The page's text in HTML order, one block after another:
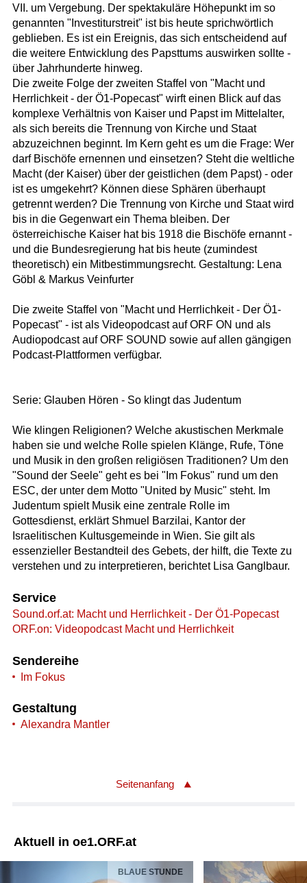
VII. um Vergebung. Der spektakuläre Höhepunkt im so
genannten "Investiturstreit" ist bis heute sprichwörtlich
geblieben. Es ist ein Ereignis, das sich entscheidend auf
die weitere Entwicklung des Papsttums auswirken sollte -
über Jahrhunderte hinweg.
Die zweite Folge der zweiten Staffel von "Macht und
Herrlichkeit - der Ö1-Popecast" wirft einen Blick auf das
komplexe Verhältnis von Kaiser und Papst im Mittelalter,
als sich bereits die Trennung von Kirche und Staat
abzuzeichnen beginnt. Im Kern geht es um die Frage: Wer
darf Bischöfe ernennen und einsetzen? Steht die weltliche
Macht (der Kaiser) über der geistlichen (dem Papst) - oder
ist es umgekehrt? Können diese Sphären überhaupt
getrennt werden? Die Trennung von Kirche und Staat wird
bis in die Gegenwart ein Thema bleiben. Der
österreichische Kaiser hat bis 1918 die Bischöfe ernannt -
und die Bundesregierung hat bis heute (zumindest
theoretisch) ein Mitbestimmungsrecht. Gestaltung: Lena
Göbl & Markus Veinfurter
Die zweite Staffel von "Macht und Herrlichkeit - Der Ö1-
Popecast" - ist als Videopodcast auf ORF ON und als
Audiopodcast auf ORF SOUND sowie auf allen gängigen
Podcast-Plattformen verfügbar.
Serie: Glauben Hören - So klingt das Judentum
Wie klingen Religionen? Welche akustischen Merkmale
haben sie und welche Rolle spielen Klänge, Rufe, Töne
und Musik in den großen religiösen Traditionen? Um den
"Sound der Seele" geht es bei "Im Fokus" rund um den
ESC, der unter dem Motto "United by Music" steht. Im
Judentum spielt Musik eine zentrale Rolle im
Gottesdienst, erklärt Shmuel Barzilai, Kantor der
Israelitischen Kultusgemeinde in Wien. Sie gilt als
essenzieller Bestandteil des Gebets, der hilft, die Texte zu
verstehen und zu interpretieren, berichtet Lisa Ganglbaur.
Service
Sound.orf.at: Macht und Herrlichkeit - Der Ö1-Popecast
ORF.on: Videopodcast Macht und Herrlichkeit
Sendereihe
Im Fokus
Gestaltung
Alexandra Mantler
Seitenanfang
Aktuell in oe1.ORF.at
BLAUE STUNDE